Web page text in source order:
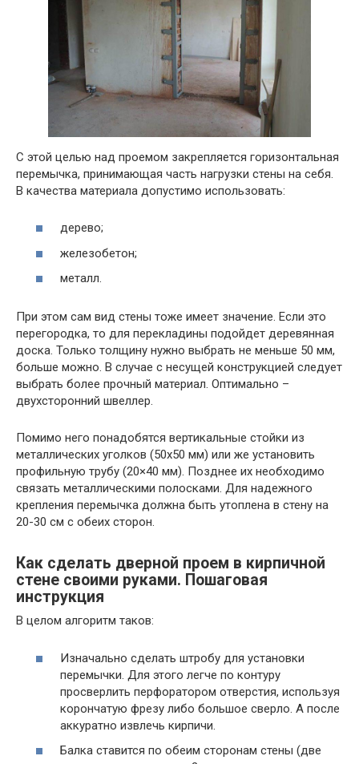
С этой целью над проемом закрепляется горизонтальная
перемычка, принимающая часть нагрузки стены на себя.
В качества материала допустимо использовать:
дерево;
железобетон;
металл.
При этом сам вид стены тоже имеет значение. Если это
перегородка, то для перекладины подойдет деревянная
доска. Только толщину нужно выбрать не меньше 50 мм,
больше можно. В случае с несущей конструкцией следует
выбрать более прочный материал. Оптимально –
двухсторонний швеллер.
Помимо него понадобятся вертикальные стойки из
металлических уголков (50х50 мм) или же установить
профильную трубу (20×40 мм). Позднее их необходимо
связать металлическими полосками. Для надежного
крепления перемычка должна быть утоплена в стену на
20-30 см с обеих сторон.
Как сделать дверной проем в кирпичной
стене своими руками. Пошаговая
инструкция
В целом алгоритм таков:
Изначально сделать штробу для установки
перемычки. Для этого легче по контуру
просверлить перфоратором отверстия, используя
корончатую фрезу либо большое сверло. А после
аккуратно извлечь кирпичи.
Балка ставится по обеим сторонам стены (две